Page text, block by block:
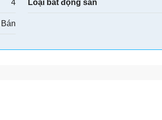
4 Loại bất động sản
Bán